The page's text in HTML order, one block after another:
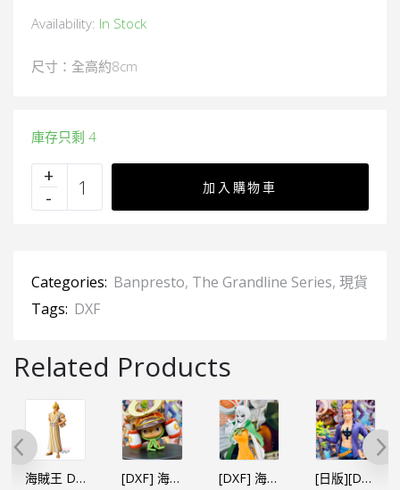
Availability: In Stock
尺寸：全高約8cm
庫存只剩 4
加入購物車
Categories: Banpresto, The Grandline Series, 現貨
Tags: DXF
Related Products
海賊王 DXF～THE GRANDLINE MEN～和之國 Vol.5 山五郎（日） [DXF] 海賊王 THE GRANDLINE MEN 第二十一彈 索柏（行） [DXF] 海賊王 THE GRANDLINE LDAY vol.9 月亮獅子 加洛特（行） [日版][DXF] 海賊王 THE GRANDLINE MEN 第二十一彈 馬可 別色 （日）